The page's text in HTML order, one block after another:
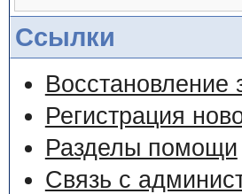
Ссылки
Восстановление
Регистрация
Разделы помощи
Связь с